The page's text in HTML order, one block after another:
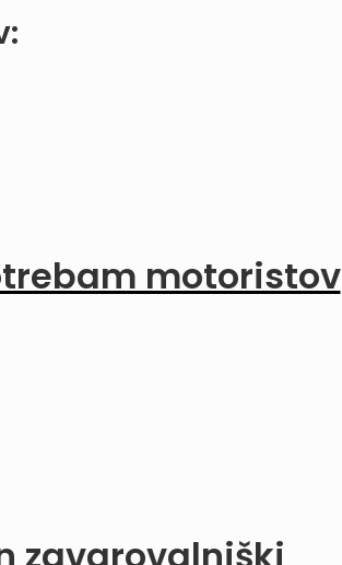
motoristov